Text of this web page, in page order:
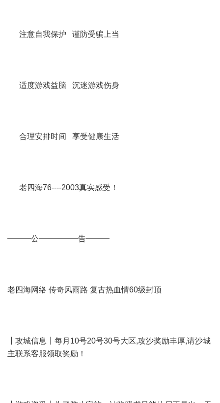
注意自我保护 谨防受骗上当
适度游戏益脑 沉迷游戏伤身
合理安排时间 享受健康生活
老四海76----2003真实感受！
━━━公━━━━━告━━━
老四海网络 传奇风雨路 复古热血情60级封顶
┃攻城信息┃每月10号20号30号大区,攻沙奖励丰厚,请沙城
主联系客服领取奖励！